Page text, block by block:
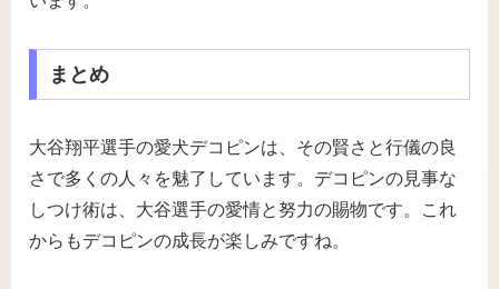
まとめ
大谷翔平選手の愛犬デコピンは、その賢さと行儀の良
さで多くの人々を魅了しています。デコピンの見事な
しつけ術は、大谷選手の愛情と努力の賜物です。これ
からもデコピンの成長が楽しみですね。